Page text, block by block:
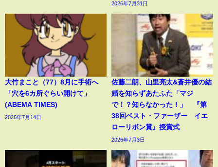
2026年7月31日
大竹まこと（77）8月に手術へ
「穴を6カ所ぐらい開けて」
(ABEMA TIMES)
2026年7月14日
佐藤二朗、山里亮太&蒼井優の結
婚を知らずあたふた「マジ
で！？知らなかった！」 『第
38回ベスト・ファーザー イエ
ローリボン賞』授賞式
2026年7月3日